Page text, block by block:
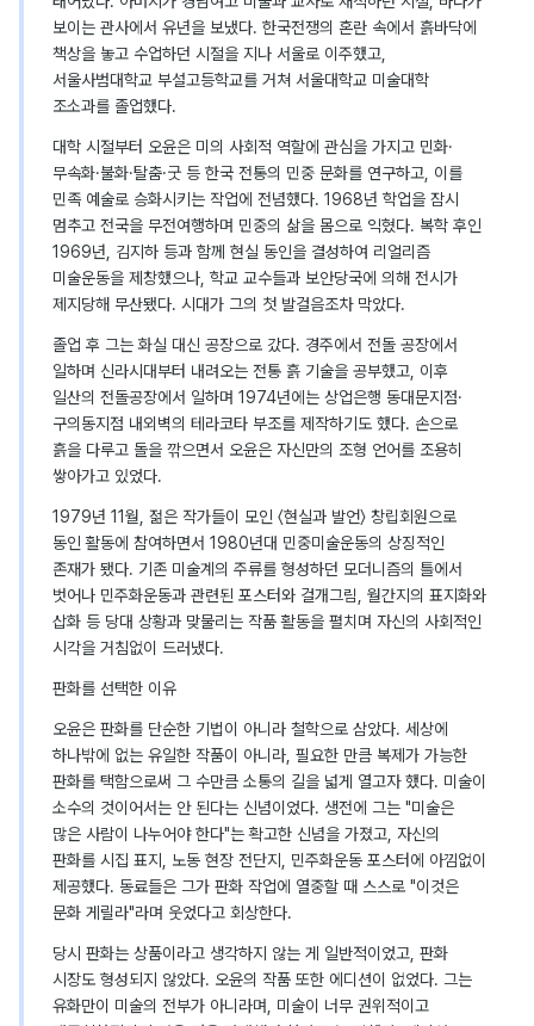
보이는 관사에서 유년을 보냈다. 한국전쟁의 혼란 속에서 흙바닥에
책상을 놓고 수업하던 시절을 지나 서울로 이주했고,
서울사범대학교 부설고등학교를 거쳐 서울대학교 미술대학
조소과를 졸업했다.
대학 시절부터 오윤은 미의 사회적 역할에 관심을 가지고 민화·
무속화·불화·탈춤·굿 등 한국 전통의 민중 문화를 연구하고, 이를
민족 예술로 승화시키는 작업에 전념했다. 1968년 학업을 잠시
멈추고 전국을 무전여행하며 민중의 삶을 몸으로 익혔다. 복학 후인
1969년, 김지하 등과 함께 현실 동인을 결성하여 리얼리즘
미술운동을 제창했으나, 학교 교수들과 보안당국에 의해 전시가
제지당해 무산됐다. 시대가 그의 첫 발걸음조차 막았다.
졸업 후 그는 화실 대신 공장으로 갔다. 경주에서 전돌 공장에서
일하며 신라시대부터 내려오는 전통 흙 기술을 공부했고, 이후
일산의 전돌공장에서 일하며 1974년에는 상업은행 동대문지점·
구의동지점 내외벽의 테라코타 부조를 제작하기도 했다. 손으로
흙을 다루고 돌을 깎으면서 오윤은 자신만의 조형 언어를 조용히
쌓아가고 있었다.
1979년 11월, 젊은 작가들이 모인 〈현실과 발언〉 창립회원으로
동인 활동에 참여하면서 1980년대 민중미술운동의 상징적인
존재가 됐다. 기존 미술계의 주류를 형성하던 모더니즘의 틀에서
벗어나 민주화운동과 관련된 포스터와 걸개그림, 월간지의 표지화와
삽화 등 당대 상황과 맞물리는 작품 활동을 펼치며 자신의 사회적인
시각을 거침없이 드러냈다.
판화를 선택한 이유
오윤은 판화를 단순한 기법이 아니라 철학으로 삼았다. 세상에
하나밖에 없는 유일한 작품이 아니라, 필요한 만큼 복제가 가능한
판화를 택함으로써 그 수만큼 소통의 길을 넓게 열고자 했다. 미술이
소수의 것이어서는 안 된다는 신념이었다. 생전에 그는 "미술은
많은 사람이 나누어야 한다"는 확고한 신념을 가졌고, 자신의
판화를 시집 표지, 노동 현장 전단지, 민주화운동 포스터에 아낌없이
제공했다. 동료들은 그가 판화 작업에 열중할 때 스스로 "이것은
문화 게릴라"라며 웃었다고 회상한다.
당시 판화는 상품이라고 생각하지 않는 게 일반적이었고, 판화
시장도 형성되지 않았다. 오윤의 작품 또한 에디션이 없었다. 그는
유화만이 미술의 전부가 아니라며, 미술이 너무 권위적이고